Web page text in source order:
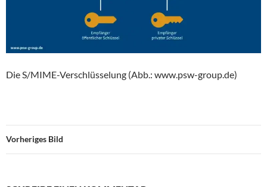
Die S/MIME-Verschlüsselung (Abb.: www.psw-group.de)
Vorheriges Bild